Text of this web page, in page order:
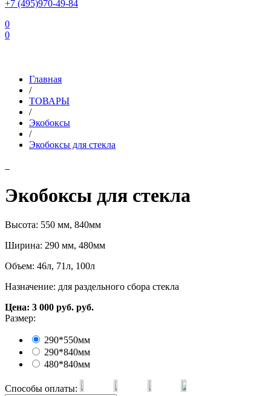
+7 (495)970-49-84
0
0
Главная
/
ТОВАРЫ
/
Экобоксы
/
Экобоксы для стекла
Экобоксы для стекла
Высота: 550 мм, 840мм
Ширина: 290 мм, 480мм
Объем: 46л, 71л, 100л
Назначение: для раздельного сбора стекла
Цена: 3 000 руб. руб.
Размер:
290*550мм
290*840мм
480*840мм
Способы оплаты: